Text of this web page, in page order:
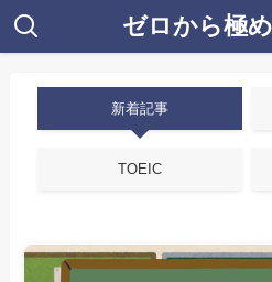
ゼロから極
新着記事
TOEIC